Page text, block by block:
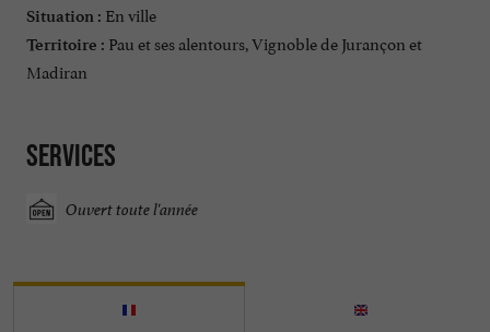
Situation : En ville
Territoire : Pau et ses alentours, Vignoble de Jurançon et
Madiran
Services
Ouvert toute l'année